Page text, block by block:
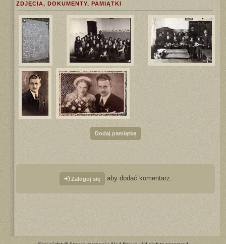
ZDJĘCIA, DOKUMENTY, PAMIĄTKI
Dodaj pamiątkę
Zaloguj się aby dodać komentarz.